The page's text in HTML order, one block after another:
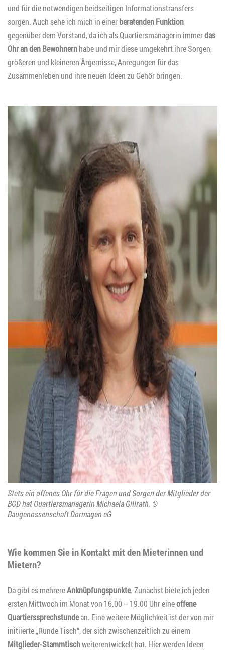
und für die notwendigen beidseitigen Informationstransfers
sorgen. Auch sehe ich mich in einerberatenden Funktion
gegenüber dem Vorstand, da ich als Quartiersmanagerin immerdas
Ohr an den Bewohnernhabe und mir diese umgekehrt ihre Sorgen,
größeren und kleineren Ärgernisse, Anregungen für das
Zusammenleben und ihre neuen Ideen zu Gehör bringen.
Stets ein offenes Ohr für die Fragen und Sorgen der Mitglieder der
BGD hat Quartiersmanagerin Michaela Gillrath. ©
Baugenossenschaft Dormagen eG
Wie kommen Sie in Kontakt mit den Mieterinnen und
Mietern?
Da gibt es mehrereAnknüpfungspunkte. Zunächst biete ich jeden
ersten Mittwoch im Monat von 16.00 – 19.00 Uhr eineoffene
Quartierssprechstundean. Eine weitere Möglichkeit ist der von mir
initiierte „Runde Tisch“, der sich zwischenzeitlich zu einem
Mitglieder-Stammtischweiterentwickelt hat. Hier werden Ideen